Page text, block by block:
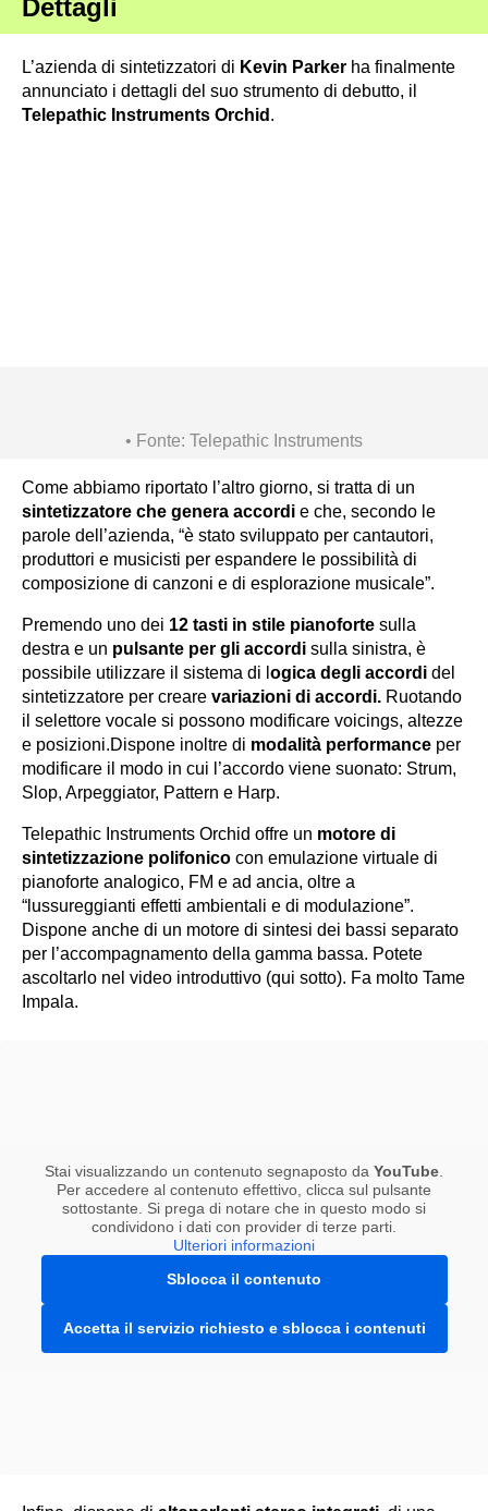
Dettagli
L’azienda di sintetizzatori di Kevin Parker ha finalmente
annunciato i dettagli del suo strumento di debutto, il
Telepathic Instruments Orchid .
Fonte: Telepathic Instruments
Come abbiamo riportato l’altro giorno, si tratta di un
sintetizzatore che genera accordi e che, secondo le
parole dell’azienda, “è stato sviluppato per cantautori,
produttori e musicisti per espandere le possibilità di
composizione di canzoni e di esplorazione musicale”.
Premendo uno dei 12 tasti in stile pianoforte sulla
destra e un pulsante per gli accordi sulla sinistra, è
possibile utilizzare il sistema di l ogica degli accordi del
sintetizzatore per creare variazioni di accordi. Ruotando
il selettore vocale si possono modificare voicings, altezze
e posizioni.Dispone inoltre di modalità performance per
modificare il modo in cui l’accordo viene suonato: Strum,
Slop, Arpeggiator, Pattern e Harp.
Telepathic Instruments Orchid offre un motore di
sintetizzazione polifonico con emulazione virtuale di
pianoforte analogico, FM e ad ancia, oltre a
“lussureggianti effetti ambientali e di modulazione”.
Dispone anche di un motore di sintesi dei bassi separato
per l’accompagnamento della gamma bassa. Potete
ascoltarlo nel video introduttivo (qui sotto). Fa molto Tame
Impala.
Stai visualizzando un contenuto segnaposto da YouTube
Per accedere al contenuto effettivo, clicca sul pulsante
sottostante. Si prega di notare che in questo modo si
condividono i dati con provider di terze parti.
Ulteriori informazioni
Sblocca il contenuto
Accetta il servizio richiesto e sblocca i contenuti